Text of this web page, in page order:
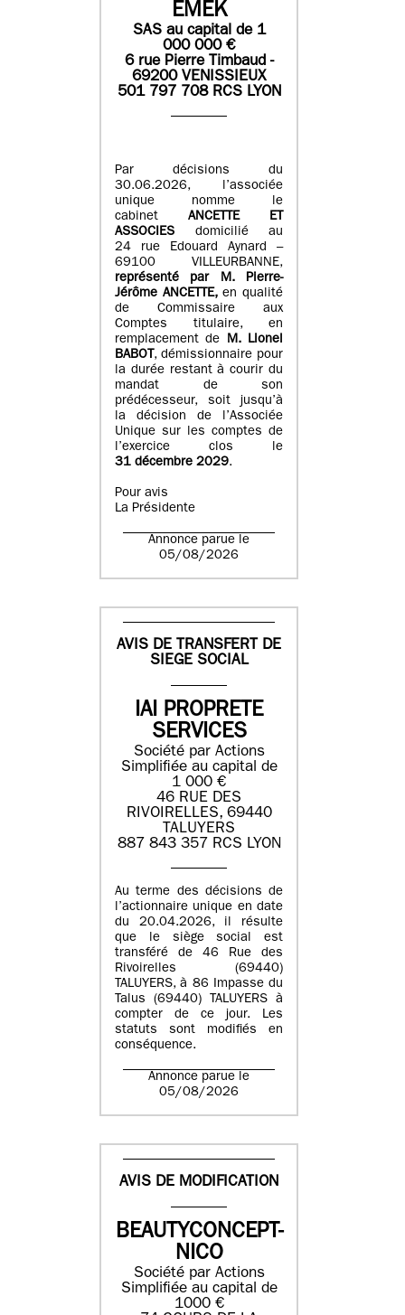
EMEK
SASau capital de 1
000 000€
6 rue Pierre Timbaud -
69200 VENISSIEUX
501 797 708 RCS LYON
Par décisions du
30.06.2026, l’associée
unique nomme le
cabinet ANCETTE ET
ASSOCIES
domicilié au
24 rue Edouard Aynard –
69100 VILLEURBANNE,
représenté par M.Pierre-
Jérôme ANCETTE, en qualité
de Commissaire aux
Comptes titulaire, en
remplacement de M.Lionel
BABOT, démissionnaire pour
la durée restant à courir du
mandat de son
prédécesseur, soit jusqu’à
la décision de l’Associée
Unique sur les comptes de
l’exercice clos le
31 décembre 2029.
Pour avis
La Présidente
Annonce parue le
05/08/2026
AVIS DE TRANSFERT DE
SIEGE SOCIAL
IAI PROPRETE
SERVICES
Société par Actions
Simplifiée au capital de
1 000 €
46 RUE DES
RIVOIRELLES, 69440
TALUYERS
887 843 357 RCS LYON
Au terme des décisions de
l’actionnaire unique en date
du 20.04.2026, il résulte
que le siège social est
transféré de 46 Rue des
Rivoirelles (69440)
TALUYERS, à 86 Impasse du
Talus (69440) TALUYERS à
compter de ce jour. Les
statuts sont modifiés en
conséquence.
Annonce parue le
05/08/2026
AVIS DE MODIFICATION
BEAUTYCONCEPT-
NICO
Société par Actions
Simplifiée au capital de
1000 €